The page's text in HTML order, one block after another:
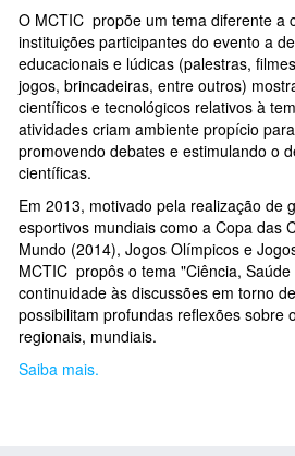
O MCTIC propõe um tema diferente a
instituições participantes do evento a
educacionais e lúdicas (palestras,
jogos, brincadeiras, entre outros)
científicos e tecnológicos relativos à
atividades criam ambiente propício
promovendo debates e estimulando o
científicas.
Em 2013, motivado pela realização de
esportivos mundiais como a Copa das
Mundo (2014), Jogos Olímpicos e
MCTIC propôs o tema "Ciência,
continuidade às discussões em torno
possibilitam profundas reflexões sobre
regionais, mundiais.
Saiba mais.